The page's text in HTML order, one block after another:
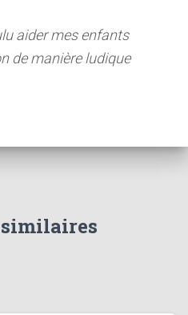
aider mes enfants
de manière ludique